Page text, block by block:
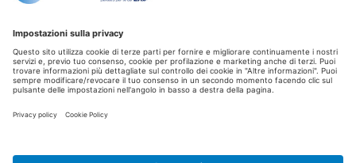
CREDITO AL CONSUMO
SHOPPING